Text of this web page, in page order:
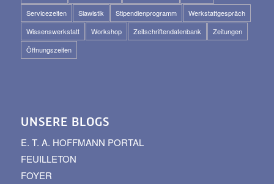
Servicezeiten
Slawistik Stipendienprogramm
Werkstattgespräch
Wissenswerkstatt
Workshop Zeitschriftendatenbank
Zeitungen
Öffnungszeiten
UNSERE BLOGS
E. T. A. HOFFMANN PORTAL
FEUILLETON
FOYER